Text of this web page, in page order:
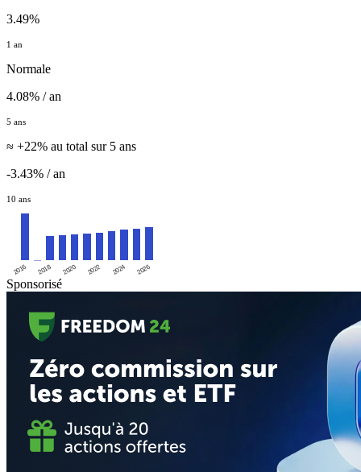
3.49%
1 an
Normale
4.08% / an
5 ans
≈ +22% au total sur 5 ans
-3.43% / an
10 ans
2016 2018 2020 2022 2024 2026
Sponsorisé